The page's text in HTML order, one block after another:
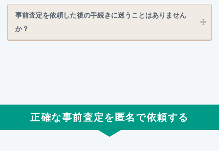
事前査定を依頼した後の手続きに迷うことはありません
か？
正確な事前査定を匿名で依頼する